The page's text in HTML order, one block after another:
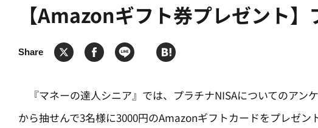
【Amazonギフト券プレゼント
『マネーの達人シニア』では、プラチナNISAについてのアン
から抽せんで3名様に3000円のAmazonギフトカードをプレゼン